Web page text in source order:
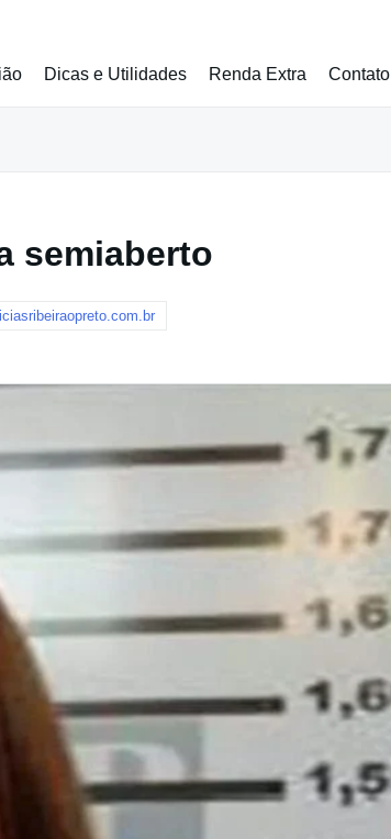
Dicas e Utilidades Renda Extra Contato
semiaberto